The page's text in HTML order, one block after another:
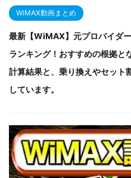
WiMAX動画まとめ
最新【WiMAX】元プロバイダ
ランキング！おすすめの根拠
計算結果と、乗り換えやセット
しています。